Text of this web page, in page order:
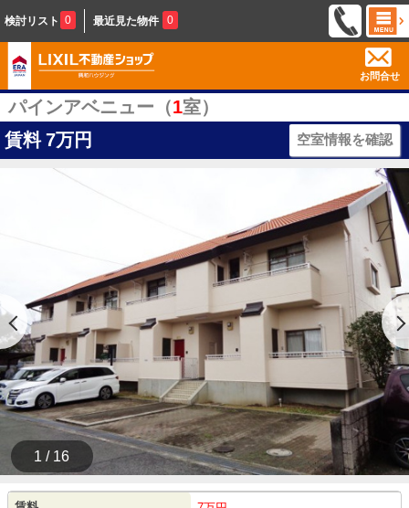
検討リスト 0 最近見た物件 0
お問合せ
パインアベニュー（1室）
賃料 7万円 空室情報を確認
1 / 16